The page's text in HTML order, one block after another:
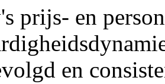
prijs- en
en